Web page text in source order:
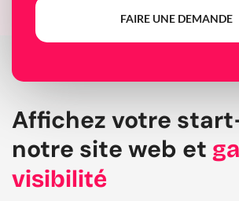
FAIRE UNE DEMANDE
Affichez votre
notre site web et
visibilité